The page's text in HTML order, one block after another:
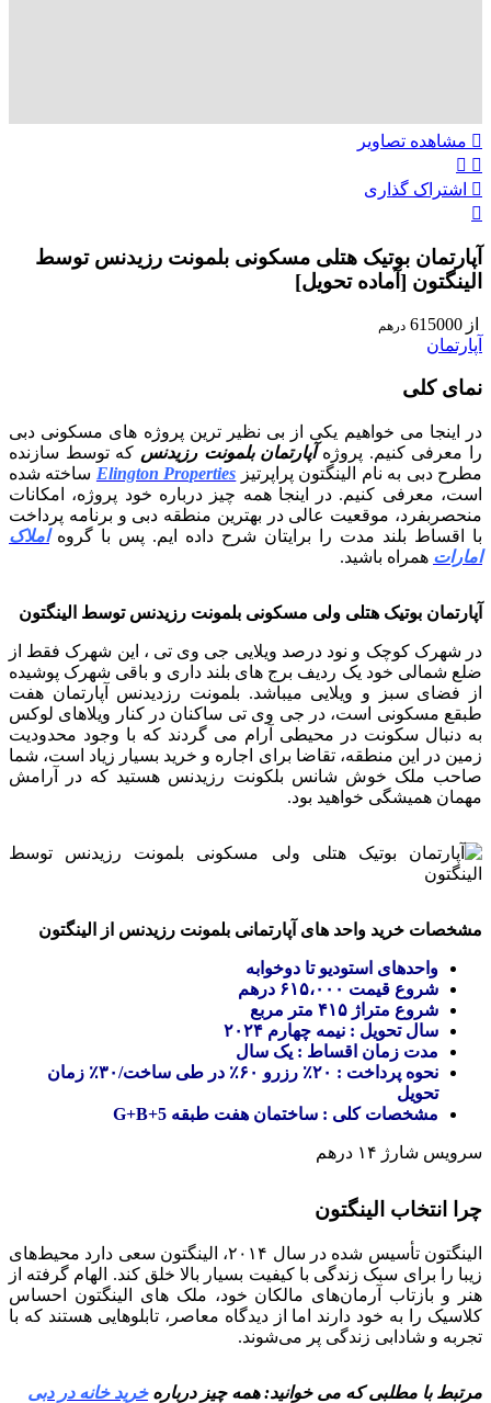
مشاهده تصاویر
اشتراک گذاری
آپارتمان بوتیک هتلی مسکونی بلمونت رزیدنس توسط
الینگتون [آماده تحویل]
از 615000 درهم
آپارتمان
نمای کلی
در اینجا می خواهیم یکی از بی نظیر ترین پروژه های مسکونی دبی
را معرفی کنیم. پروژهآپارتمان بلمونت رزیدنس که توسط سازنده
مطرح دبی به نام الینگتون پراپرتیز Elington Properties ساخته شده
است، معرفی کنیم. در اینجا همه چیز درباره خود پروژه، امکانات
منحصربفرد، موقعیت عالی در بهترین منطقه دبی و برنامه پرداخت
با اقساط بلند مدت را برایتان شرح داده ایم. پس با گروهاملاک
امارات همراه باشید.
آپارتمان بوتیک هتلی ولی مسکونی بلمونت رزیدنس توسط الینگتون
در شهرک کوچک و نود درصد ویلایی جی وی تی ، این شهرک فقط از
ضلع شمالی خود یک ردیف برج های بلند داری و باقی شهرک پوشیده
از فضای سبز و ویلایی میباشد. بلمونت رزدیدنس آپارتمان هفت
طبقع مسکونی است، در جی وی تی ساکنان در کنار ویلاهای لوکس
به دنبال سکونت در محیطی آرام می گردند که با وجود محدودیت
زمین در این منطقه، تقاضا برای اجاره و خرید بسیار زیاد است، شما
صاحب ملک خوش شانس بلکونت رزیدنس هستید که در آرامش
مهمان همیشگی خواهید بود.
مشخصات خرید واحد های آپارتمانی بلمونت رزیدنس از الینگتون
واحدهای استودیو تا دوخوابه
شروع قیمت ۶۱۵،۰۰۰ درهم
شروع متراژ ۴۱۵ متر مربع
سال تحویل : نیمه چهارم ۲۰۲۴
مدت زمان اقساط : یک سال
نحوه پرداخت : ۲۰٪ رزرو ۶۰٪ در طی ساخت/۳۰٪ زمان
تحویل
مشخصات کلی : ساختمان هفت طبقه 5+G+B
سرویس شارژ ۱۴ درهم
چرا انتخاب الینگتون
الینگتون تأسیس شده در سال ۲۰۱۴، الینگتون سعی دارد محیط‌های
زیبا را برای سبک زندگی با کیفیت بسیار بالا خلق کند. الهام گرفته از
هنر و بازتاب آرمان‌های مالکان خود، ملک های الینگتون احساس
کلاسیک را به خود دارند اما از دیدگاه معاصر، تابلوهایی هستند که با
تجربه و شادابی زندگی پر می‌شوند.
مرتبط با مطلبی که می خوانید: همه چیز دربارهخرید خانه در دبی